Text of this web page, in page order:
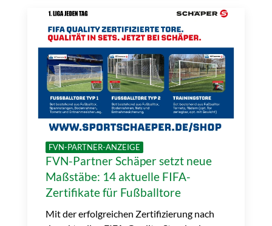
FVN-PARTNER-ANZEIGE
FVN-Partner Schäper setzt neue
Maßstäbe: 14 aktuelle FIFA-
Zertifikate für Fußballtore
Mit der erfolgreichen Zertifizierung nach